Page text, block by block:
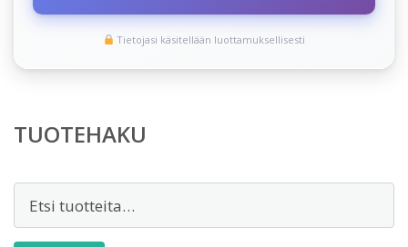
Tietojasi käsitellään luottamuksellisesti
TUOTEHAKU